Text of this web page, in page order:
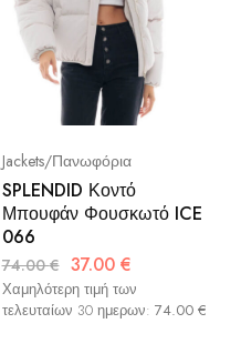
Jackets/Πανωφόρια
SPLENDID Κοντό
Μπουφάν Φουσκωτό ICE
066
74.00€ 37.00 €
Χαμηλότερη τιμή των
τελευταίων 30 ημερων: 74.00 €